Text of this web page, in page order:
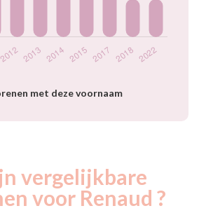
met deze voornaam
vergelijkbare
voor Renaud ?